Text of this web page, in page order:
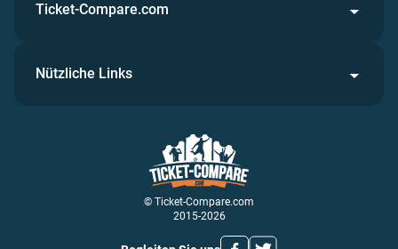
© Ticket-Compare.com
2015-2026
Ticket-Compare.com
Nützliche Links